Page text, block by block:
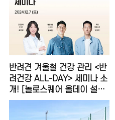
반려견 겨울철 건강 관리 <반
려건강 ALL-DAY> 세미나 소
개! [놀로스퀘어 올데이 설채
현 채민경 수의사 변우진 코치
강아지]